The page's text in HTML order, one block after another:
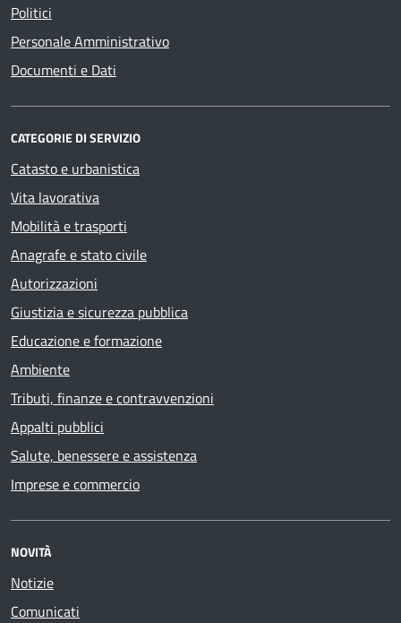
Politici
Personale Amministrativo
Documenti e Dati
CATEGORIE DI SERVIZIO
Catasto e urbanistica
Vita lavorativa
Mobilità e trasporti
Anagrafe e stato civile
Autorizzazioni
Giustizia e sicurezza pubblica
Educazione e formazione
Ambiente
Tributi, finanze e contravvenzioni
Appalti pubblici
Salute, benessere e assistenza
Imprese e commercio
NOVITÀ
Notizie
Comunicati